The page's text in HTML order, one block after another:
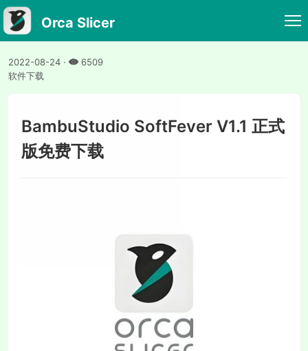
Orca Slicer
2022-08-24 ·
6509
软件下载
BambuStudio SoftFever V1.1 正式
版免费下载